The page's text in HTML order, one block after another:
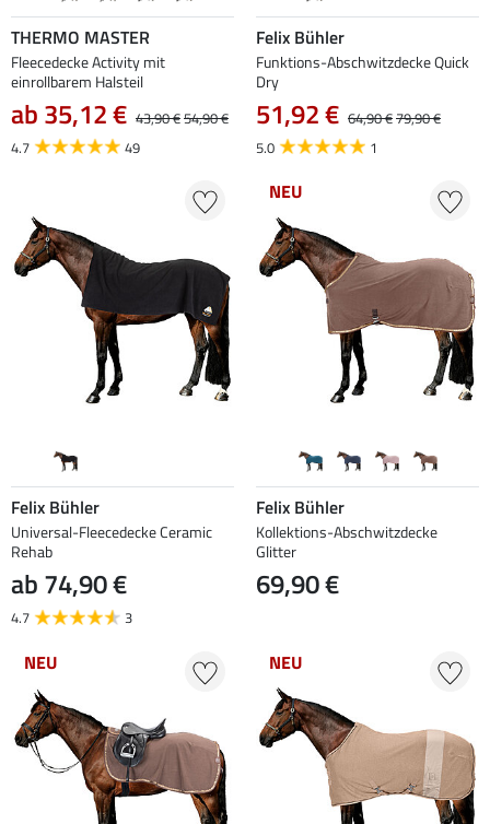
THERMO MASTER
Fleecedecke Activity mit
einrollbarem Halsteil
ab 35,12 € 43,90 €54,90 €
4.7
49
Felix Bühler
Funktions-Abschwitzdecke Quick
Dry
51,92 € 64,90 €79,90 €
5.0
1
Felix Bühler
Universal-Fleecedecke Ceramic
Rehab
ab 74,90 €
4.7 3
NEU
Felix Bühler
Kollektions-Abschwitzdecke
Glitter
69,90 €
NEU NEU